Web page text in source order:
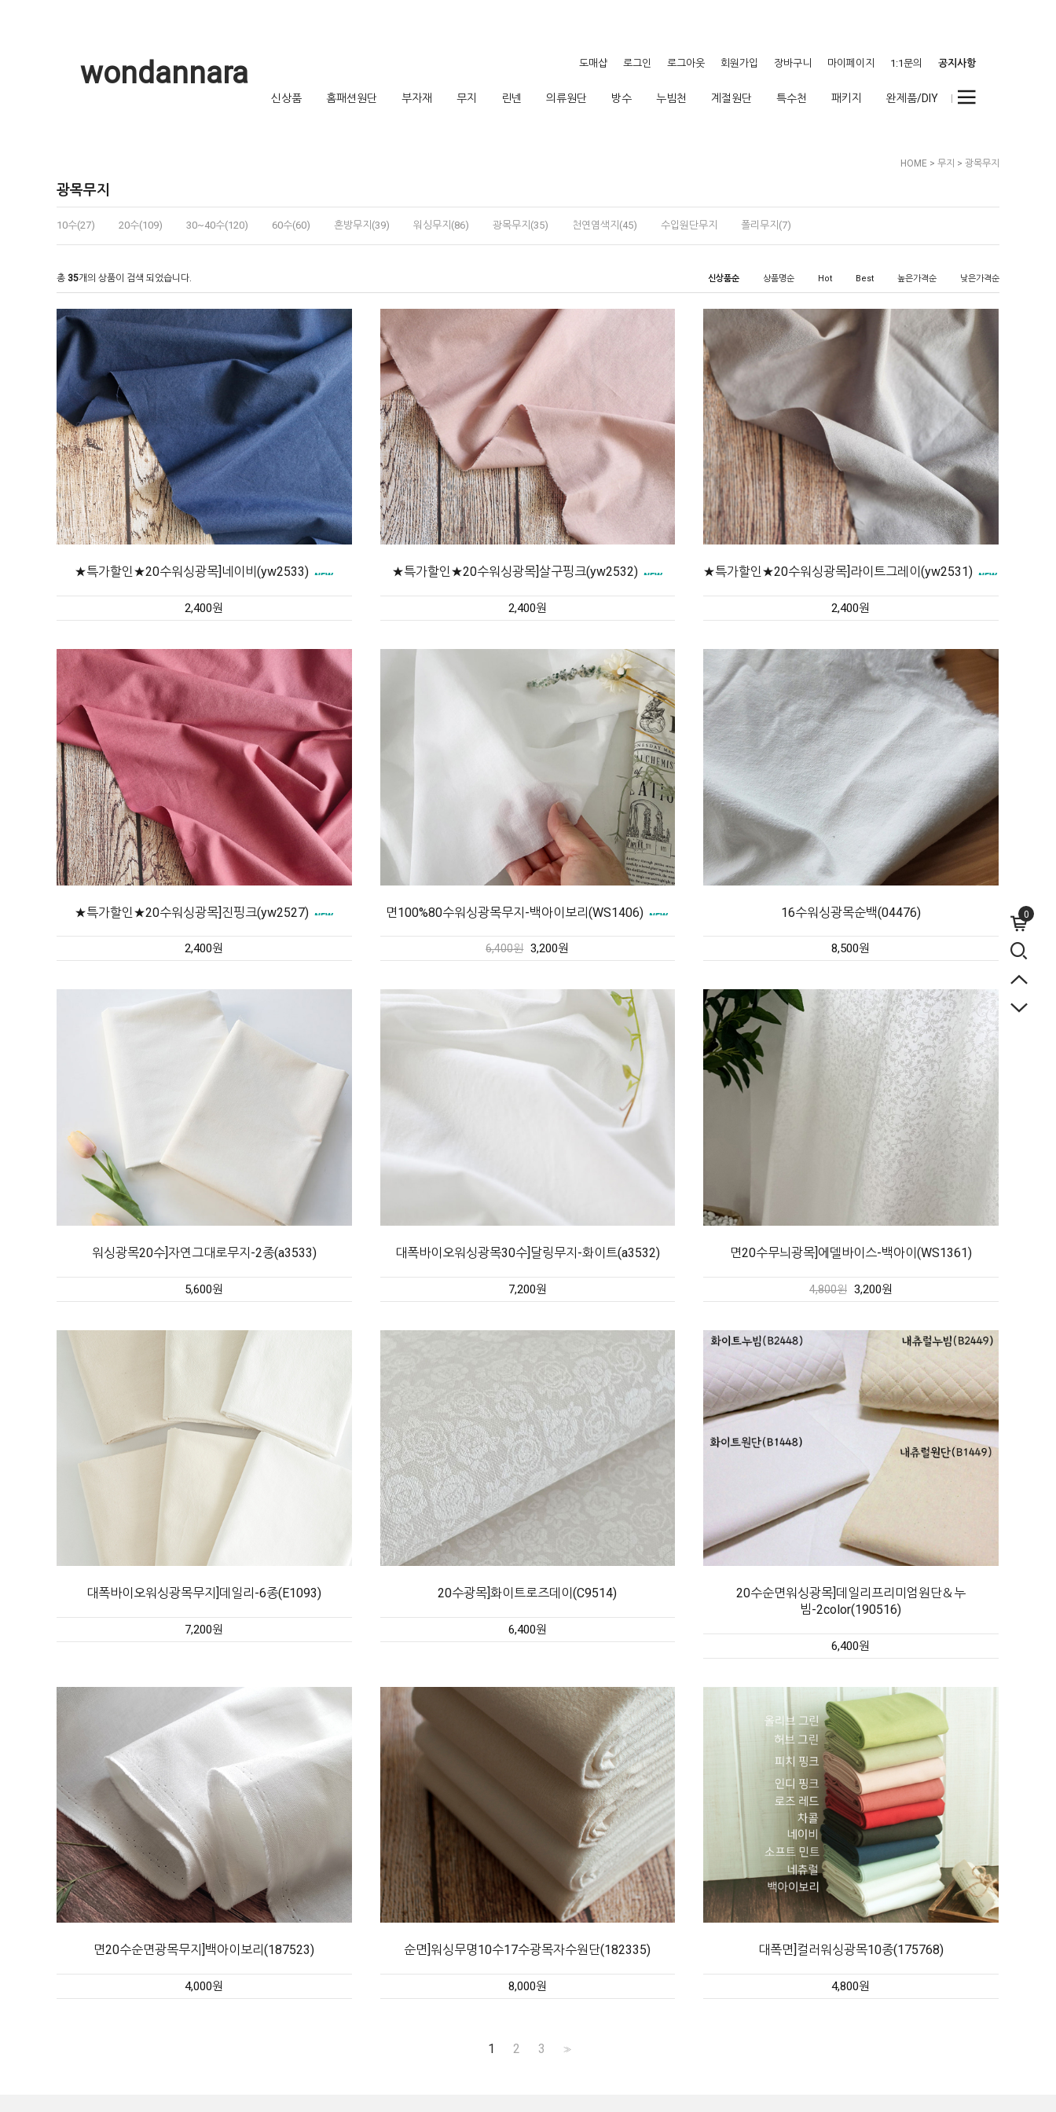
wondannara 도매샵 로그인 로그아웃 회원가입 장바구니 마이페이지 1:1문의 공지사항
신상품 홈패션원단 부자재 무지 린넨 의류원단 방수 누빔천 계절원단 특수천 패키지 완제품/DIY
0
HOME > 무지 > 광목무지
광목무지
10수(27) 20수(109) 30~40수(120) 60수(60) 혼방무지(39) 워싱무지(86) 광목무지(35) 천연염색지(45) 수입원단무지 폴리무지(7)
총 35개의 상품이 검색 되었습니다. 신상품순 상품명순 Hot Best 높은가격순 낮은가격순
★특가할인★20수워싱광목]네이비(yw2533)
2,400원
★특가할인★20수워싱광목]살구핑크(yw2532)
2,400원
★특가할인★20수워싱광목]라이트그레이(yw2531)
2,400원
★특가할인★20수워싱광목]진핑크(yw2527)
2,400원
면100%80수워싱광목무지-백아이보리(WS1406)
6,400원 3,200원
16수워싱광목순백(04476)
8,500원
워싱광목20수]자연그대로무지-2종(a3533)
5,600원
대폭바이오워싱광목30수]달링무지-화이트(a3532)
7,200원
면20수무늬광목]에델바이스-백아이(WS1361)
4,800원 3,200원
대폭바이오워싱광목무지]데일리-6종(E1093)
7,200원
20수광목]화이트로즈데이(C9514)
6,400원
20수순면워싱광목]데일리프리미엄원단＆누
빔-2color(190516)
6,400원
면20수순면광목무지]백아이보리(187523)
4,000원
순면]워싱무명10수17수광목자수원단(182335)
8,000원
대폭면]컬러워싱광목10종(175768)
4,800원
1 2 3 >>